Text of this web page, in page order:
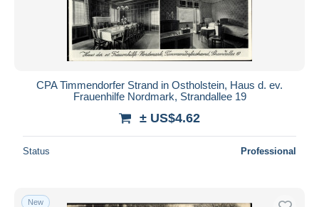
CPA Timmendorfer Strand in Ostholstein, Haus d. ev.
Frauenhilfe Nordmark, Strandallee 19
± US$4.62
Status Professional
New